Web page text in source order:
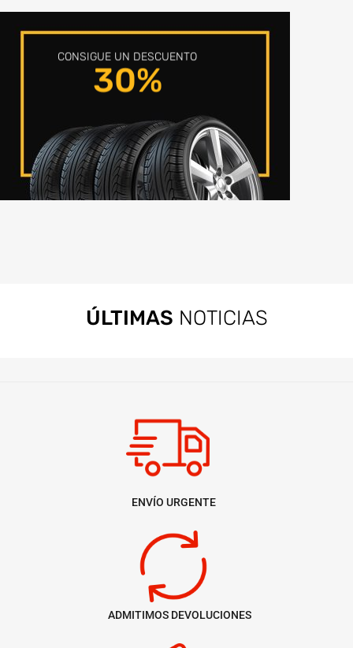
CONSIGUE UN DESCUENTO
30%
ÚLTIMAS NOTICIAS
ENVÍO URGENTE
ADMITIMOS DEVOLUCIONES